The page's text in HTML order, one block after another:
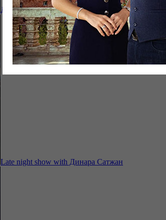
Доктор Тажина
Late night show with Динара Сатжан